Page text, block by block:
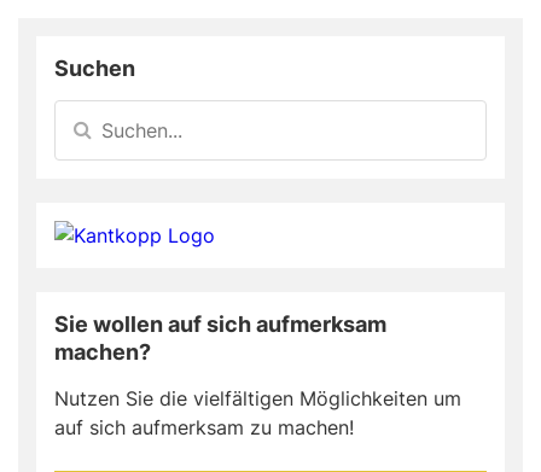
Suchen
Sie wollen auf sich aufmerksam
machen?
Nutzen Sie die vielfältigen Möglichkeiten um
auf sich aufmerksam zu machen!